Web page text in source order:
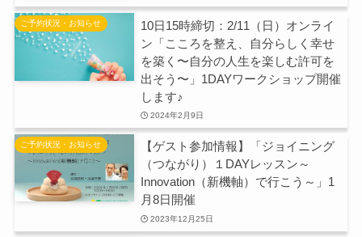
ご予約状況・お知らせ
10日15時締切：2/11（日）オンライ
ン「こころを整え、自分らしく幸せ
を築く〜自分の人生を楽しむ許可を
出そう〜」1DAYワークショップ開催
します♪
2024年2月9日
ご予約状況・お知らせ
【ゲスト参加情報】「ジョイニング
（つながり）１DAYレッスン～
Innovation（新機軸）で行こう～」1
月8日開催
2023年12月25日